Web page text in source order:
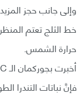
وإلى جانب حجز
خط الثلج تعتم
حرارة الشمس.
فإنَّ نباتات التندرا